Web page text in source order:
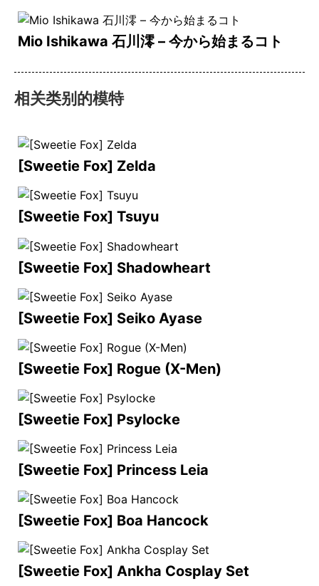
Mio Ishikawa 石川澪 – 今から始まるコト
相关类别的模特
[Sweetie Fox] Zelda
[Sweetie Fox] Tsuyu
[Sweetie Fox] Shadowheart
[Sweetie Fox] Seiko Ayase
[Sweetie Fox] Rogue (X-Men)
[Sweetie Fox] Psylocke
[Sweetie Fox] Princess Leia
[Sweetie Fox] Boa Hancock
[Sweetie Fox] Ankha Cosplay Set